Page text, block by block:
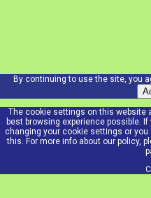
By continuing to use the site, you
The cookie settings on this website
best browsing experience possible.
changing your cookie settings or
this. For more info about our policy,